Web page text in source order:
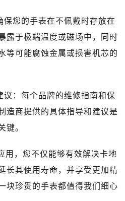
保您的手表在不佩戴时存放在
露于极端温度或磁场中，同时
等可能腐蚀金属或损害机芯的
议：每个品牌的维修指南和保
造商提供的具体指导和建议是
键。
用，您不仅能够有效解决卡地
长其使用寿命，并享受更加精
块珍贵的手表都值得我们细心